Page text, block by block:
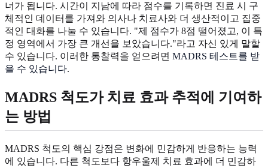
너가 됩니다. 시간이 지남에 따라 점수를 기록하면 진료 시 구
체적인 데이터를 가져와 의사나 치료사와 더 생산적이고 집중
적인 대화를 나눌 수 있습니다. "제 점수가 8점 떨어졌고, 이 특
정 영역에서 가장 큰 개선을 보았습니다."라고 자신 있게 말할
수 있습니다. 이러한 통찰력을 얻으려면 MADRS 테스트를 받
을 수 있습니다.
MADRS 척도가 치료 효과 추적에 기여하
는 방법
MADRS 척도의 핵심 강점은 변화에 민감하게 반응하는 능력
에 있습니다. 다른 척도보다 항우울제 치료 효과에 더 민감하